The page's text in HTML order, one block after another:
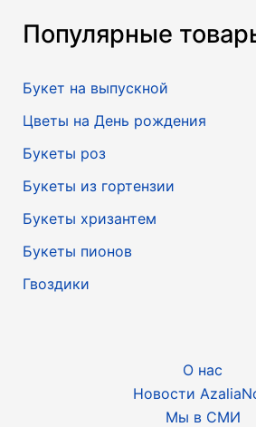
Популярные
Букет на выпускной
Цветы на День рождения
Букеты роз
Букеты из гортензии
Букеты хризантем
Букеты пионов
Гвоздики
О нас
Новости
Мы в СМИ